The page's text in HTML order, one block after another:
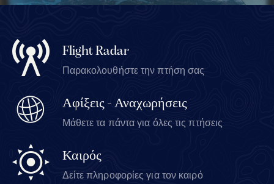
Flight Radar
Παρακολουθήστε την πτήση σας
Αφίξεις - Αναχωρήσεις
Μάθετε τα πάντα για όλες τις πτήσεις
Καιρός
Δείτε πληροφορίες για τον καιρό